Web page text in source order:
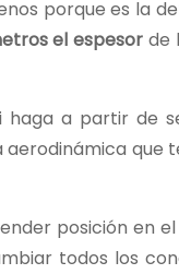
porque es la
el espesor de
haga a partir de
que
posición en
todos los